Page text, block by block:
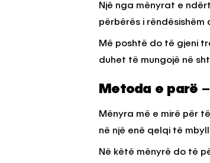
Një nga mënyrat e
përbërës i rëndësishëm
Më poshtë do të gjeni
duhet të mungojë në
Metoda e parë
Mënyra më e mirë për
në një enë qelqi të
Në këtë mënyrë do të